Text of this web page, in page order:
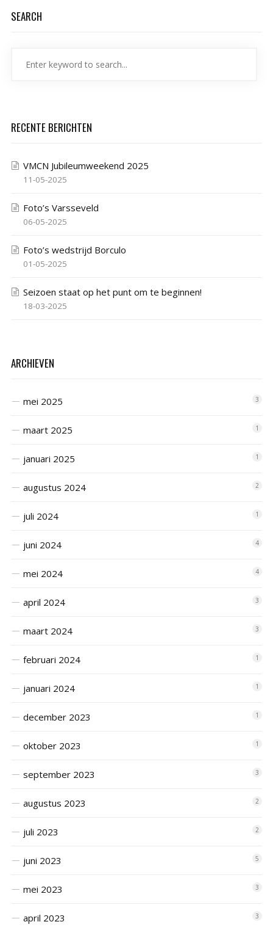
SEARCH
RECENTE BERICHTEN
VMCN Jubileumweekend 2025
11-05-2025
Foto’s Varsseveld
06-05-2025
Foto’s wedstrijd Borculo
01-05-2025
Seizoen staat op het punt om te beginnen!
18-03-2025
ARCHIEVEN
mei 2025 3
maart 2025 1
januari 2025 1
augustus 2024 2
juli 2024 1
juni 2024 4
mei 2024 4
april 2024 3
maart 2024 3
februari 2024 1
januari 2024 1
december 2023 1
oktober 2023 1
september 2023 3
augustus 2023 2
juli 2023 2
juni 2023 5
mei 2023 3
april 2023 3